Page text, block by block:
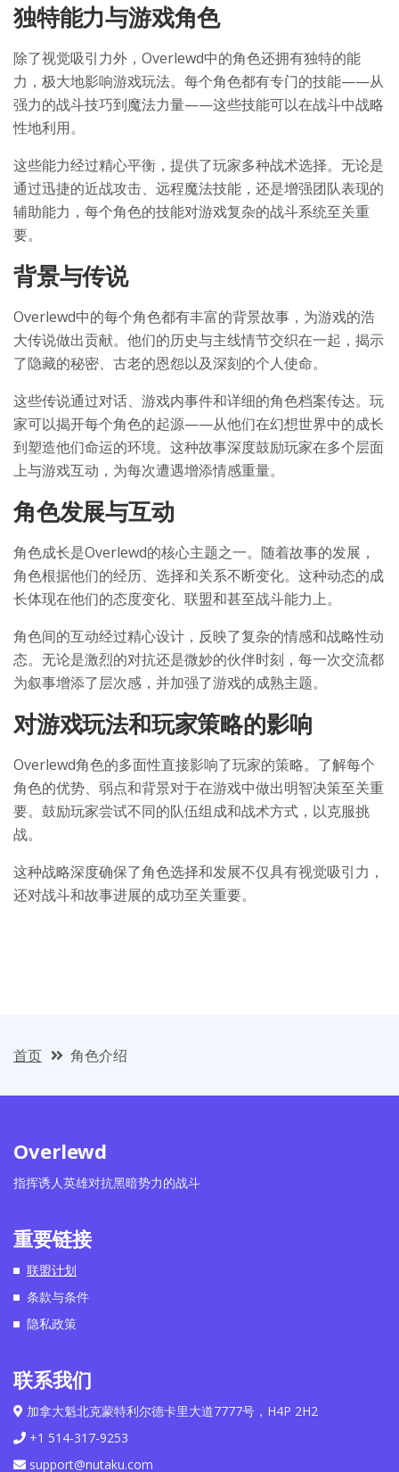
独特能力与游戏角色
除了视觉吸引力外，Overlewd中的角色还拥有独特的能
力，极大地影响游戏玩法。每个角色都有专门的技能——从
强力的战斗技巧到魔法力量——这些技能可以在战斗中战略
性地利用。
这些能力经过精心平衡，提供了玩家多种战术选择。无论是
通过迅捷的近战攻击、远程魔法技能，还是增强团队表现的
辅助能力，每个角色的技能对游戏复杂的战斗系统至关重
要。
背景与传说
Overlewd中的每个角色都有丰富的背景故事，为游戏的浩
大传说做出贡献。他们的历史与主线情节交织在一起，揭示
了隐藏的秘密、古老的恩怨以及深刻的个人使命。
这些传说通过对话、游戏内事件和详细的角色档案传达。玩
家可以揭开每个角色的起源——从他们在幻想世界中的成长
到塑造他们命运的环境。这种故事深度鼓励玩家在多个层面
上与游戏互动，为每次遭遇增添情感重量。
角色发展与互动
角色成长是Overlewd的核心主题之一。随着故事的发展，
角色根据他们的经历、选择和关系不断变化。这种动态的成
长体现在他们的态度变化、联盟和甚至战斗能力上。
角色间的互动经过精心设计，反映了复杂的情感和战略性动
态。无论是激烈的对抗还是微妙的伙伴时刻，每一次交流都
为叙事增添了层次感，并加强了游戏的成熟主题。
对游戏玩法和玩家策略的影响
Overlewd角色的多面性直接影响了玩家的策略。了解每个
角色的优势、弱点和背景对于在游戏中做出明智决策至关重
要。鼓励玩家尝试不同的队伍组成和战术方式，以克服挑
战。
这种战略深度确保了角色选择和发展不仅具有视觉吸引力，
还对战斗和故事进展的成功至关重要。
首页 角色介绍
Overlewd
指挥诱人英雄对抗黑暗势力的战斗
重要链接
联盟计划
条款与条件
隐私政策
联系我们
加拿大魁北克蒙特利尔德卡里大道7777号，H4P 2H2
+1 514-317-9253
support@nutaku.com